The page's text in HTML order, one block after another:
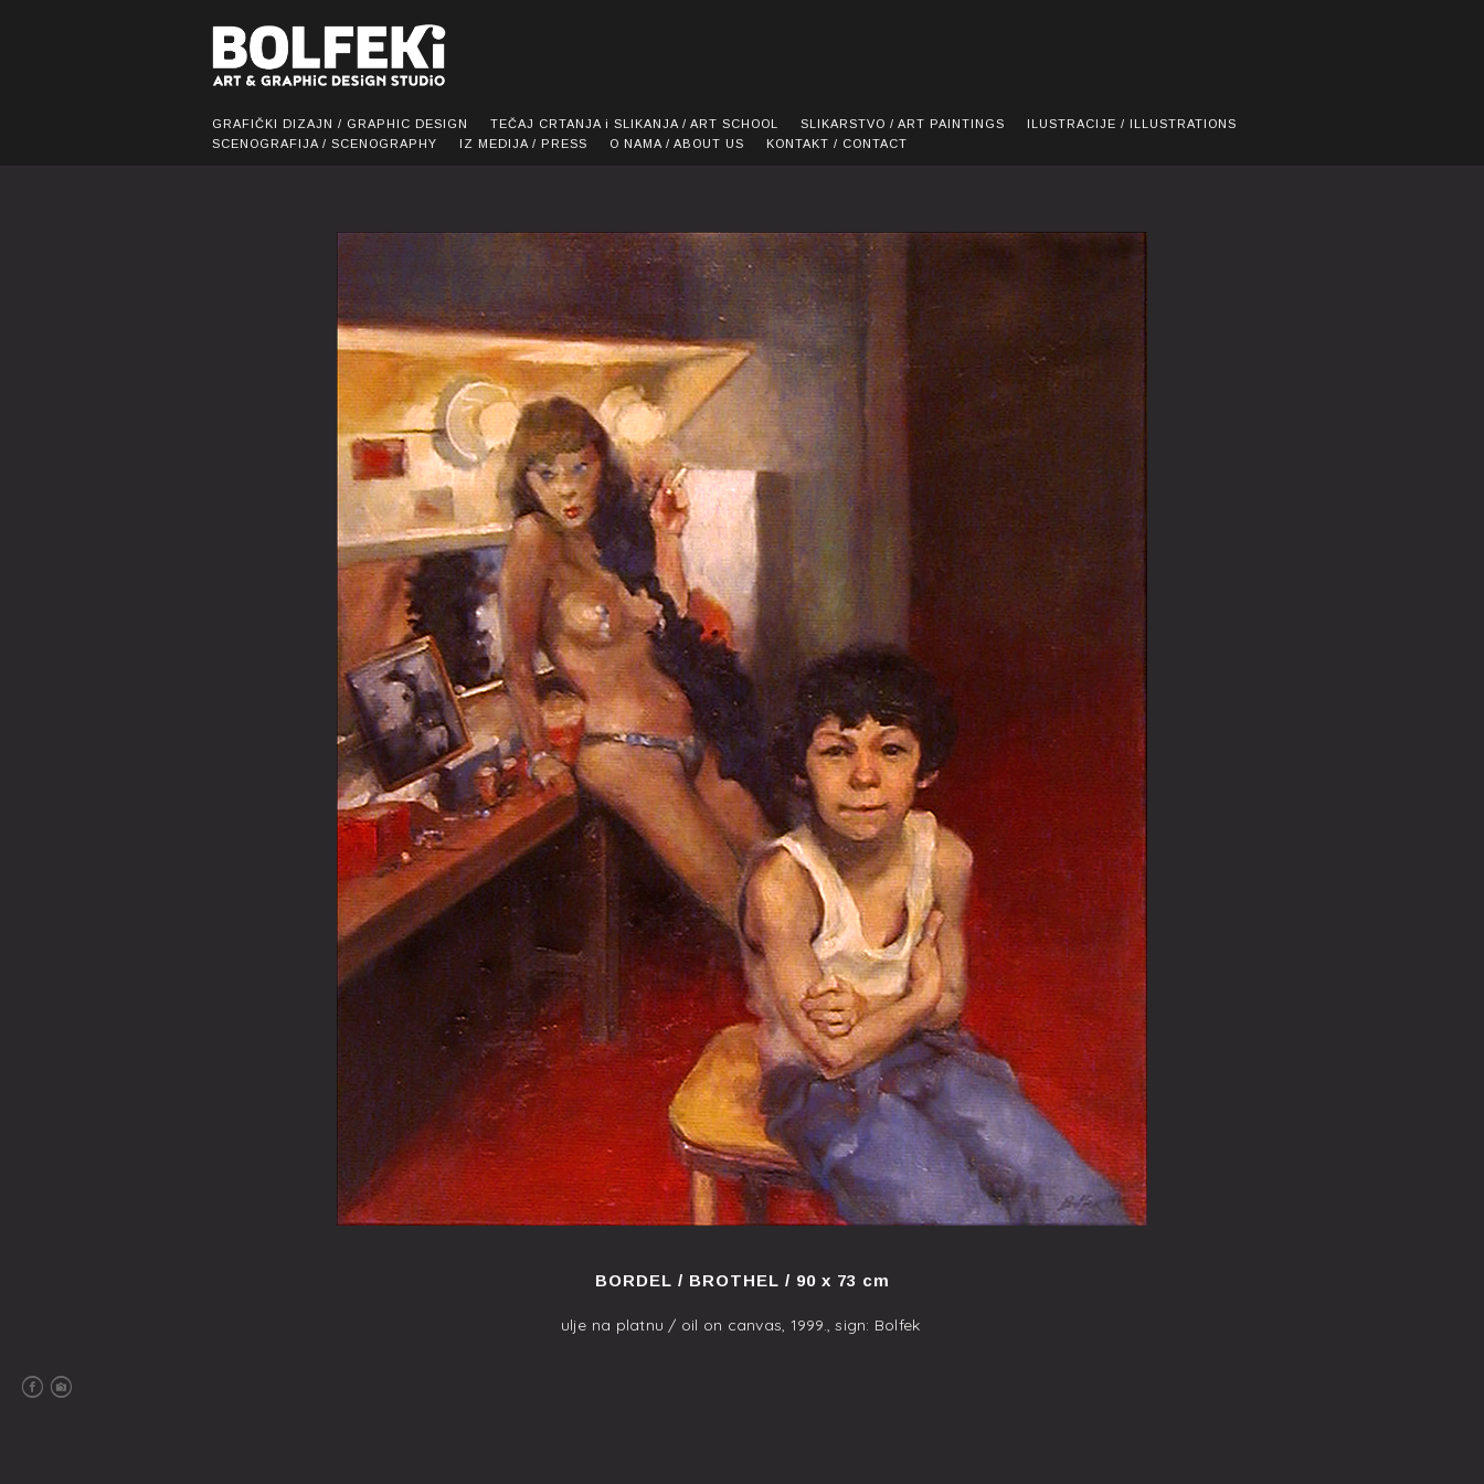
GRAFIČKI DIZAJN / GRAPHIC DESIGN TEČAJ CRTANJA i SLIKANJA / ART SCHOOL SLIKARSTVO / ART PAINTINGS
ILUSTRACIJE / ILLUSTRATIONS
SCENOGRAFIJA / SCENOGRAPHY
IZ MEDIJA / PRESS O NAMA / ABOUT US KONTAKT / CONTACT
BORDEL / BROTHEL / 90 x 73 cm
ulje na platnu / oil on canvas, 1999., sign: Bolfek